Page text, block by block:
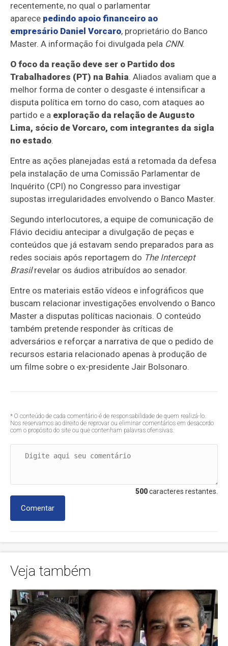
recentemente, no qual o parlamentar
aparece pedindo apoio financeiro ao
empresário Daniel Vorcaro, proprietário do Banco
Master. A informação foi divulgada pela CNN.
O foco da reação deve ser o Partido dos
Trabalhadores (PT) na Bahia. Aliados avaliam que a
melhor forma de conter o desgaste é intensificar a
disputa política em torno do caso, com ataques ao
partido e a exploração da relação deAugusto
Lima, sócio de Vorcaro, com integrantes da sigla
no estado.
Entre as ações planejadas está a retomada da defesa
pela instalação de uma Comissão Parlamentar de
Inquérito (CPI) no Congresso para investigar
supostas irregularidades envolvendo o Banco Master.
Segundo interlocutores, a equipe de comunicação de
Flávio decidiu antecipar a divulgação de peças e
conteúdos que já estavam sendo preparados para as
redes sociais após reportagem do The Intercept
Brasilrevelar os áudios atribuídos ao senador.
Entre os materiais estão vídeos e infográficos que
buscam relacionar investigações envolvendo o Banco
Master a disputas políticas nacionais. O conteúdo
também pretende responder às críticas de
adversários e reforçar a narrativa de que o pedido de
recursos estaria relacionado apenas à produção de
um filme sobre o ex-presidente Jair Bolsonaro.
* O conteúdo de cada comentário é de responsabilidade de quem realizá-lo.
Nos reservamos ao direito de reprovar ou eliminar comentários em desacordo
com o propósito do site ou que contenham palavras ofensivas.
500caracteres restantes.
Comentar
Veja também